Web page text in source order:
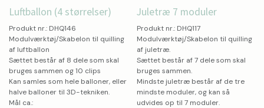
Free Video
Luftballon (4 størrelser)
Produkt nr.: DHQ146
Modulværktøj/Skabelon til quilling
af luftballon
Sættet består af 8 dele som skal
bruges sammen og 10 clips
Kan samles som hele balloner, eller
halve balloner til 3D-tekniken.
Mål ca.:
Free Video
Juletræ 7 moduler
Produkt nr.: DHQ117
Modulværktøj/Skabelon til quilling
af juletræ.
Sættet består af 7 dele som skal
bruges sammen.
Mindste juletræ består af de tre
mindste moduler, og kan så
udvides op til 7 moduler.